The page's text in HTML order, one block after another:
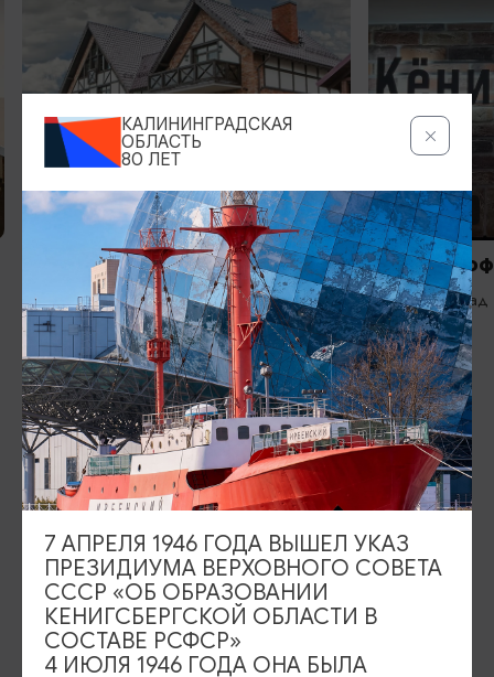
ГОСТЕВЫЕ ДОМА
Гостевой дом «Фишдорф»
Полесск
ХОСТЕЛЫ
«Кёниг
Калининград
ИЩИТЕ ТАКЖЕ НА НАШЕМ САЙТЕ
Серебряное ожерелье
Электронная виза
Туры и экскурсии
Афиша мероприятий
Сувениры
Гостевая книга
КАЛИНИНГРАДСКАЯ
ОБЛАСТЬ
80 ЛЕТ
7 АПРЕЛЯ 1946 ГОДА ВЫШЕЛ УКАЗ
ПРЕЗИДИУМА ВЕРХОВНОГО СОВЕТА
СССР «ОБ ОБРАЗОВАНИИ
КЕНИГСБЕРГСКОЙ ОБЛАСТИ В
СОСТАВЕ РСФСР»
4 ИЮЛЯ 1946 ГОДА ОНА БЫЛА